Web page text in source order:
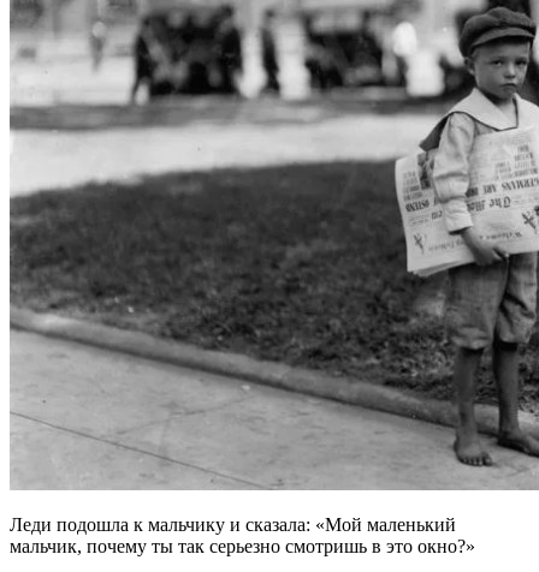
Леди подошла к мальчику и сказала: «Мой маленький
мальчик, почему ты так серьезно смотришь в это окно?»